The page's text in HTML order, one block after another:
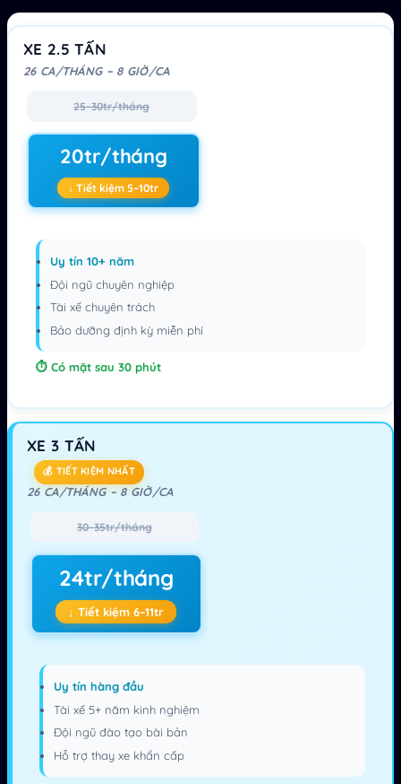
XE 2.5 TẤN
26 CA/THÁNG – 8 GIỜ/CA
25–30tr/tháng
20tr/tháng
↓ Tiết kiệm 5–10tr
Uy tín 10+ năm
Đội ngũ chuyên nghiệp
Tài xế chuyên trách
Bảo dưỡng định kỳ miễn phí
Có mặt sau 30 phút
XE 3 TẤN
💰 TIẾT KIỆM NHẤT
26 CA/THÁNG – 8 GIỜ/CA
30–35tr/tháng
24tr/tháng
↓ Tiết kiệm 6–11tr
Uy tín hàng đầu
Tài xế 5+ năm kinh nghiệm
Đội ngũ đào tạo bài bản
Hỗ trợ thay xe khẩn cấp